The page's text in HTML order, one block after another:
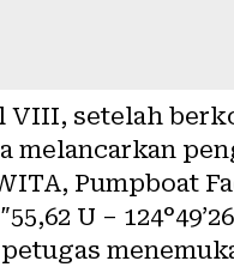
VIII, setelah
melancarkan
Pumpboat
U –